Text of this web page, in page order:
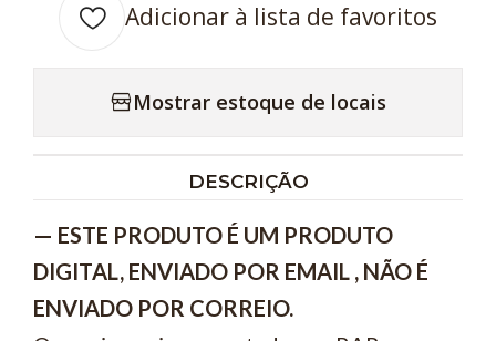
Adicionar à lista de favoritos
Mostrar estoque de locais
DESCRIÇÃO
— ESTE PRODUTO É UM PRODUTO
DIGITAL, ENVIADO POR EMAIL , NÃO É
ENVIADO POR CORREIO.